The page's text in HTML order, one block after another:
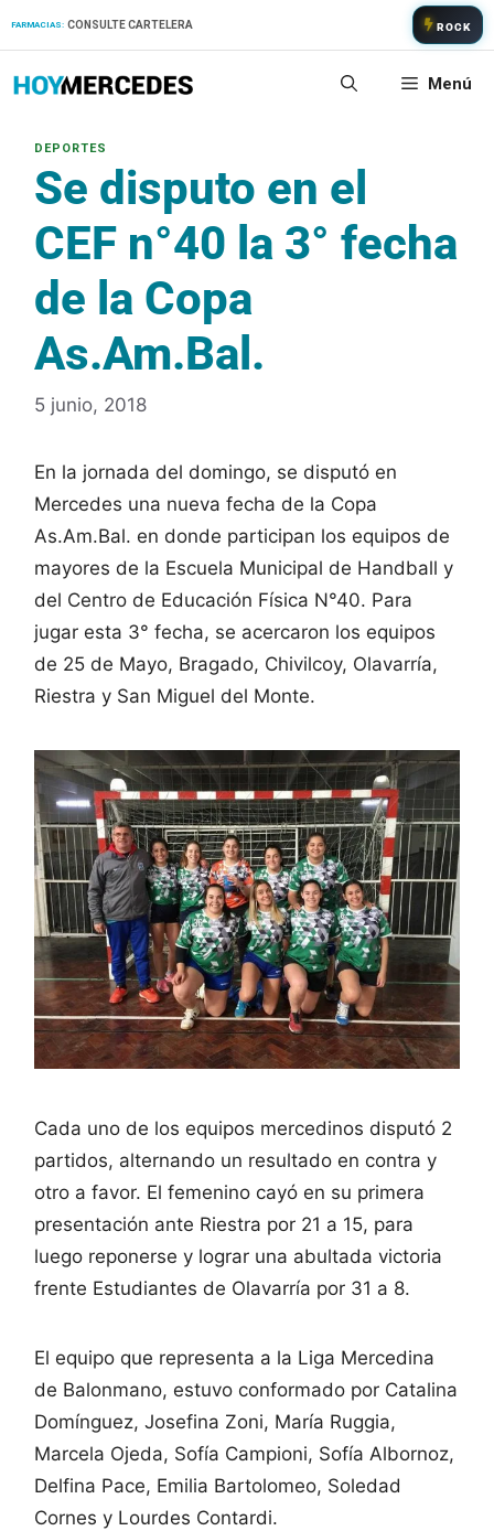
FARMACIAS: CONSULTE CARTELERA ROCK
Menú
Se disputo en el
CEF n°40 la 3° fecha
de la Copa
As.Am.Bal.
5 junio, 2018
En la jornada del domingo, se disputó en
Mercedes una nueva fecha de la Copa
As.Am.Bal. en donde participan los equipos de
mayores de la Escuela Municipal de Handball y
del Centro de Educación Física N°40. Para
jugar esta 3° fecha, se acercaron los equipos
de 25 de Mayo, Bragado, Chivilcoy, Olavarría,
Riestra y San Miguel del Monte.
Cada uno de los equipos mercedinos disputó 2
partidos, alternando un resultado en contra y
otro a favor. El femenino cayó en su primera
presentación ante Riestra por 21 a 15, para
luego reponerse y lograr una abultada victoria
frente Estudiantes de Olavarría por 31 a 8.
El equipo que representa a la Liga Mercedina
de Balonmano, estuvo conformado por Catalina
Domínguez, Josefina Zoni, María Ruggia,
Marcela Ojeda, Sofía Campioni, Sofía Albornoz,
Delfina Pace, Emilia Bartolomeo, Soledad
Cornes y Lourdes Contardi.